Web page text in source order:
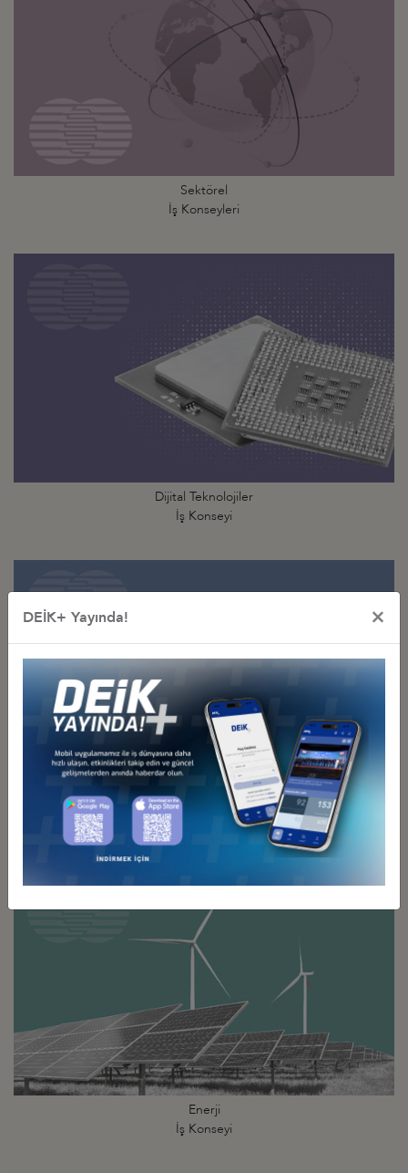
Sektörel
İş Konseyleri
Dijital Teknolojiler
İş Konseyi
Eğitim Ekonomisi
İş Konseyi
Enerji
İş Konseyi
DEİK+ Yayında! ×